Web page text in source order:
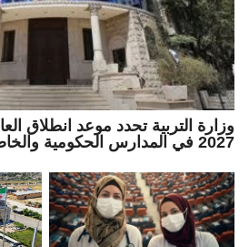
2027 في المدارس الحكومية والخاصة